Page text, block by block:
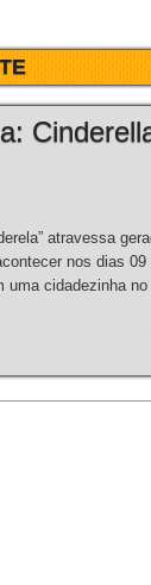
atravessa
nos dias
cidadezinha